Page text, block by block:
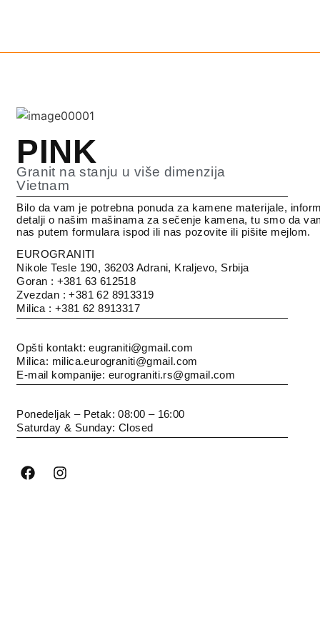
PINK
Granit na stanju u više dimenzija
Vietnam
Bilo da vam je potrebna ponuda za kamene materijale,
detalji o našim mašinama za sečenje kamena, tu smo da
nas putem formulara ispod ili nas pozovite ili pišite mejlom.
EUROGRANITI
Nikole Tesle 190, 36203 Adrani, Kraljevo, Srbija
Goran : +381 63 612518
Zvezdan : +381 62 8913319
Milica : +381 62 8913317
Opšti kontakt: eugraniti@gmail.com
Milica: milica.eurograniti@gmail.com
E-mail kompanije: eurograniti.rs@gmail.com
Ponedeljak – Petak: 08:00 – 16:00
Saturday & Sunday: Closed